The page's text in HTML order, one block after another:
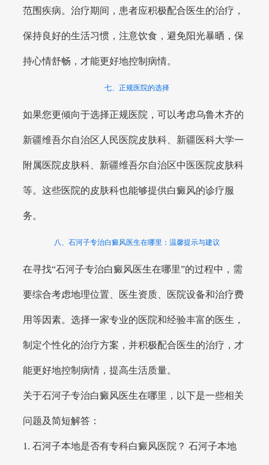
范围疾病。治疗期间，患者应积极配合医生的治疗，
保持良好的生活习惯，注意饮食，避免阳光暴晒，保
持心情舒畅，才能更好地控制病情。
七、正规医院的选择
如果您更倾向于选择正规医院，可以考虑乌鲁木齐的
新疆维吾尔自治区人民医院皮肤科、新疆医科大学一
附属医院皮肤科、新疆维吾尔自治区中医医院皮肤科
等。这些医院的皮肤科也能够提供白癜风的诊疗服
务。
八、石河子专治白癜风医生在哪里：温馨提示与建议
在寻找“石河子专治白癜风医生在哪里”的过程中，需
要综合考虑地理位置、医生资质、医院设备和治疗费
用等因素。选择一家专业的医院和经验丰富的医生，
制定个性化的治疗方案，并积极配合医生的治疗，才
能更好地控制病情，提高生活质量。
关于石河子专治白癜风医生在哪里，以下是一些相关
问题及简短解答：
1. 石河子本地是否有专科白癜风医院？ 石河子本地